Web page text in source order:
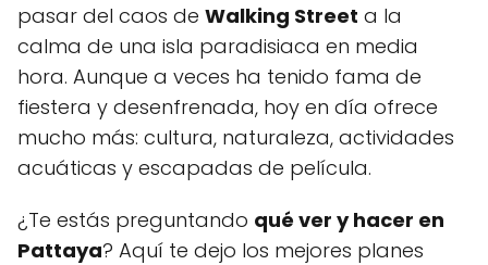
pasar del caos de Walking Street a la
calma de una isla paradisiaca en media
hora. Aunque a veces ha tenido fama de
fiestera y desenfrenada, hoy en día ofrece
mucho más: cultura, naturaleza, actividades
acuáticas y escapadas de película.
¿Te estás preguntando qué ver y hacer en
Pattaya? Aquí te dejo los mejores planes